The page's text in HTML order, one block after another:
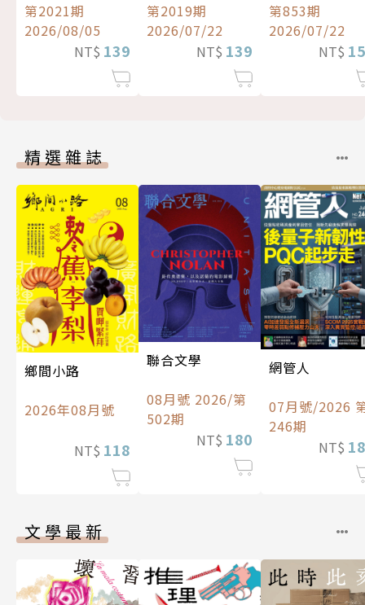
第2021期
2026/08/05
NT$ 139
第2019期
2026/07/22
NT$ 139
第853期
2026/07/22
NT$
精選雜誌
鄉間小路
2026年08月號
NT$ 118
聯合文學
08月號 2026/第
502期
NT$ 180
網管人
07月號/2026
246期
NT$
文學最新